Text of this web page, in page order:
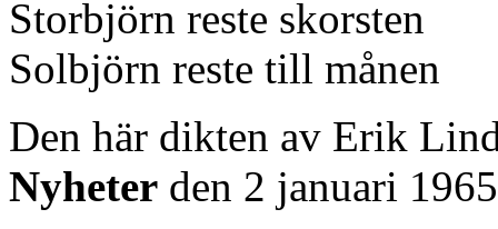
Storbjörn reste skorsten
Solbjörn reste till månen
Den här dikten av Erik
Nyheter den 2 januari